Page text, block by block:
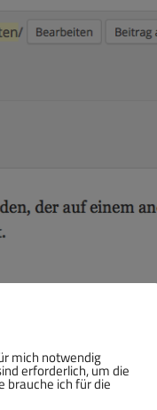
des Artikels oder
mich notwendig
erforderlich, um die
brauche ich für die